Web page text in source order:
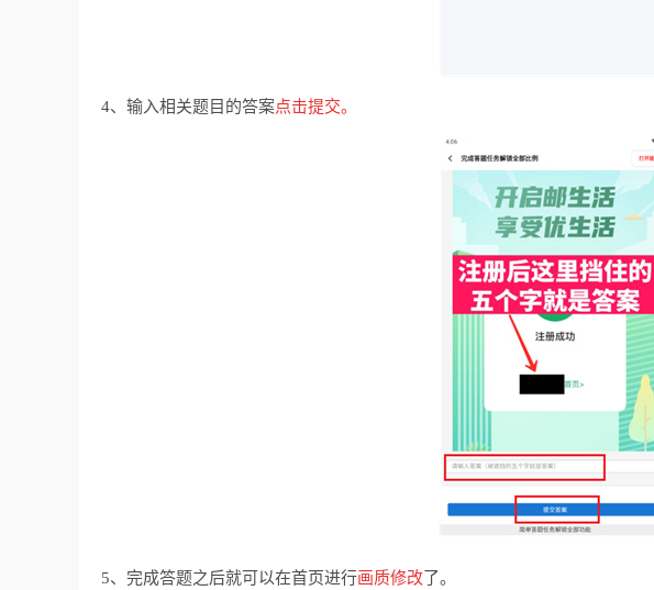
4、输入相关题目的答案点击提交。
5、完成答题之后就可以在首页进行画质修改 了。